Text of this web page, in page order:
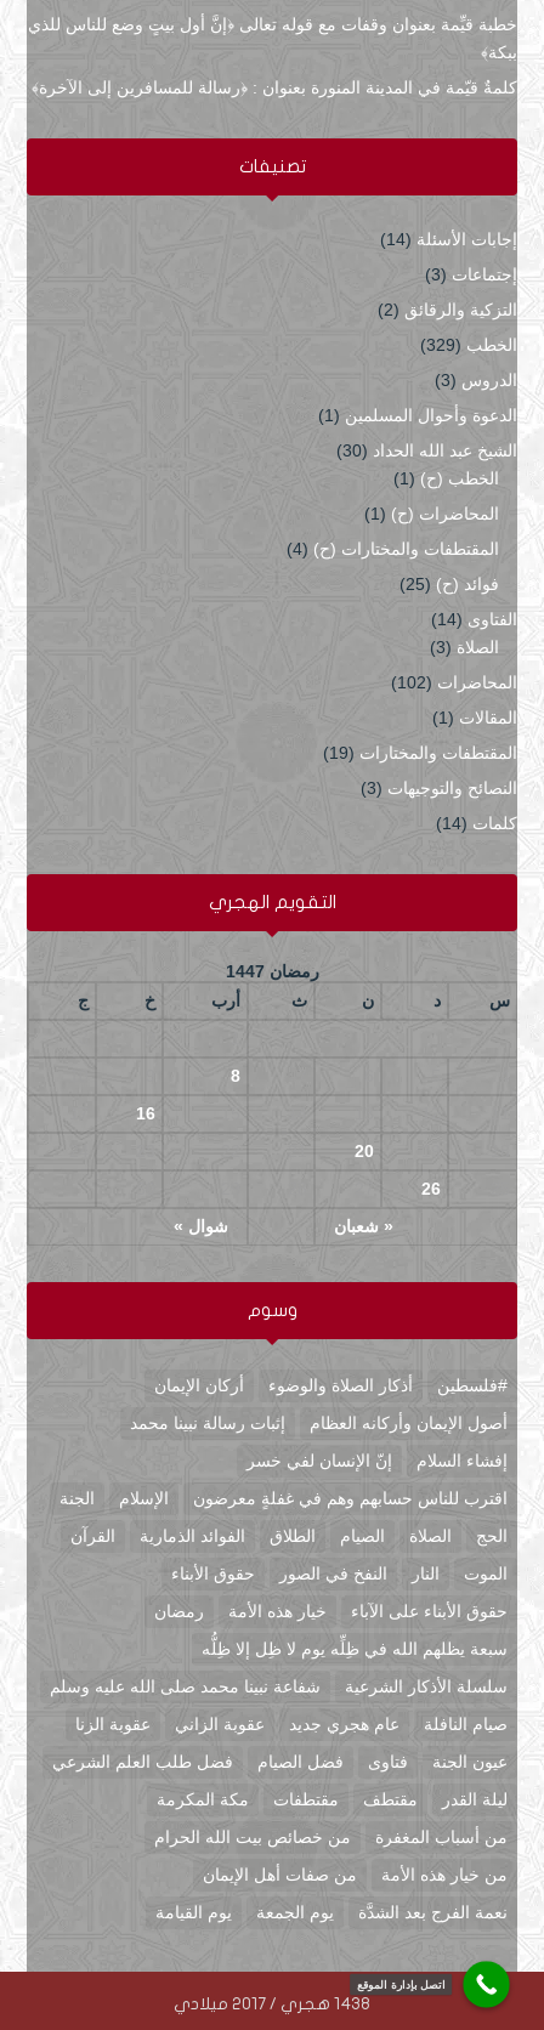
خطبة قيِّمة بعنوان وقفات مع قوله تعالى ﴿إنَّ أول بيتٍ وضع للناس للذي
ببكة﴾
كلمةٌ قيّمة في المدينة المنورة بعنوان : ﴿رسالة للمسافرين إلى الآخرة﴾
تصنيفات
إجابات الأسئلة (14)
إجتماعات (3)
التزكية والرقائق (2)
الخطب (329)
الدروس (3)
الدعوة وأحوال المسلمين (1)
الشيخ عبد الله الحداد (30)
الخطب (ح) (1)
المحاضرات (ح) (1)
المقتطفات والمختارات (ح) (4)
فوائد (ح) (25)
الفتاوى (14)
الصلاة (3)
المحاضرات (102)
المقالات (1)
المقتطفات والمختارات (19)
النصائح والتوجيهات (3)
كلمات (14)
التقويم الهجري
رمضان 1447
س
د ن ث أرب خ ج
« شعبان شوال »
8
16
20
26
وسوم
#فلسطين أذكار الصلاة والوضوء
أركان الإيمان
أصول الإيمان وأركانه العظام
إثبات رسالة نبينا محمد
إفشاء السلام
إنّ الإنسان لفي خسر
اقترب للناس حسابهم وهم في غفلةٍ معرضون
الإسلام
الجنة
الحج
الصلاة الصيام الطلاق الفوائد الذمارية
القرآن
الموت
النار النفخ في الصور
حقوق الأبناء
حقوق الأبناء على الآباء
خيار هذه الأمة
رمضان
سبعة يظلهم الله في ظِلِّه يوم لا ظِل إلا ظِلُّه
سلسلة الأذكار الشرعية
شفاعة نبينا محمد صلى الله عليه وسلم
صيام النافلة
عام هجري جديد عقوبة الزاني
عقوبة الزنا
عيون الجنة
فتاوى فضل الصيام
فضل طلب العلم الشرعي
ليلة القدر
مقتطف مقتطفات
مكة المكرمة
من أسباب المغفرة
من خصائص بيت الله الحرام
من خيار هذه الأمة
من صفات أهل الإيمان
نعمة الفرج بعد الشدَّة
يوم الجمعة يوم القيامة
1438 هجري / 2017 ميلادي
اتصل بإدارة الموقع